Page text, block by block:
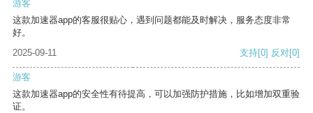
游客
这款加速器app的客服很贴心，遇到问题都能及时解决，服务态度非常
好。
2025-09-11
支持[0] 反对[0]
游客
这款加速器app的安全性有待提高，可以加强防护措施，比如增加双重验
证。